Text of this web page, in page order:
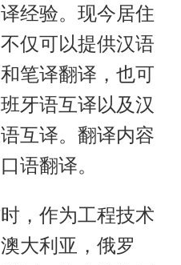
经验。现今居住
仅可以提供汉语
笔译翻译，也可
牙语互译以及汉
互译。翻译内容
语翻译。
，作为工程技术
大利亚，俄罗